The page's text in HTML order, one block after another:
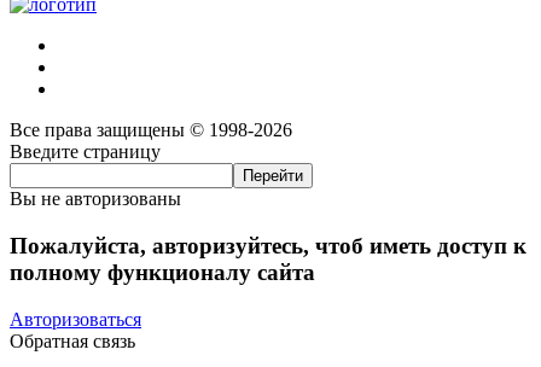
Все права защищены © 1998-2026
Введите страницу
Вы не авторизованы
Пожалуйста, авторизуйтесь, чтоб иметь доступ к
полному функционалу сайта
Авторизоваться
Обратная связь